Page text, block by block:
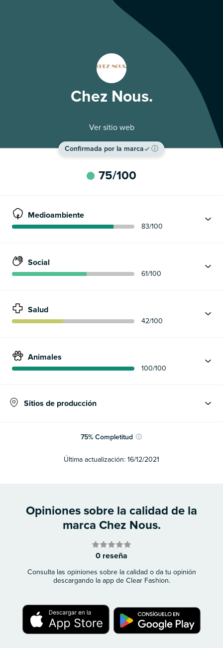
Chez Nous.
Ver sitio web
Confirmada por la marca ⓘ
75/100
Medioambiente
83/100
Social
61/100
Salud
42/100
Animales
100/100
Sitios de producción
75%Completitud ⓘ
Última actualización: 16/12/2021
Opiniones sobre la calidad de la
marca Chez Nous.
0 reseña
Consulta las opiniones sobre la calidad o da tu opinión
descargando la app de Clear Fashion.